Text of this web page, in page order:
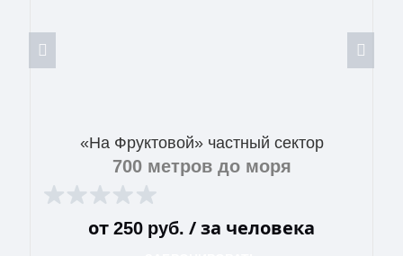
«На Фруктовой» частный сектор
700 метров до моря
от 250 руб. / за человека